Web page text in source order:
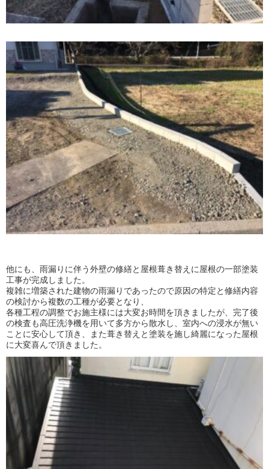
他にも、雨漏りに伴う外壁の修繕と屋根葺き替えに屋根の一部塗装
工事が完成しました。
複雑に増築された建物の雨漏りであったので原因の特定と修繕内容
の検討から複数の工種が必要となり、
各種工程の調整でお施主様には大変お時間を頂きましたが、完了後
の検査も高圧洗浄機を用いて多方から散水し、室内への浸水が無い
ことに安心して頂き、また葺き替えと塗装を施し綺麗になった屋根
に大変喜んで頂きました。